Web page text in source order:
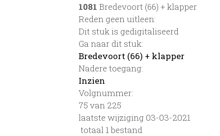
1081 Bredevoort (66) + klapper
Reden geen uitleen:
Dit stuk is gedigitaliseerd
Ga naar dit stuk:
Bredevoort (66) + klapper
Nadere toegang:
Inzien
Volgnummer:
75 van 225
laatste wijziging 03-03-2021
totaal 1 bestand